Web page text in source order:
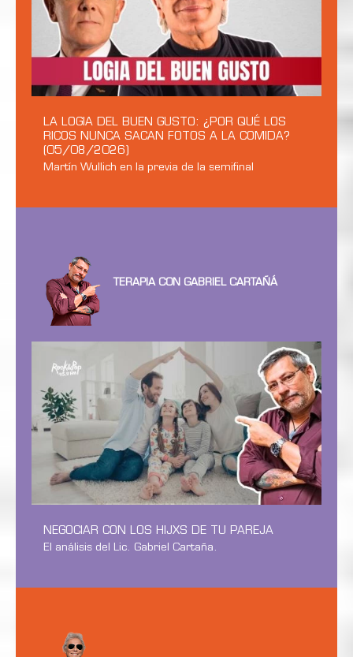
LA LOGIA DEL BUEN GUSTO: ¿POR QUÉ LOS
RICOS NUNCA SACAN FOTOS A LA COMIDA?
(05/08/2026)
Martín Wullich en la previa de la semifinal
TERAPIA CON GABRIEL CARTAÑÁ
NEGOCIAR CON LOS HIJXS DE TU PAREJA
El análisis del Lic. Gabriel Cartaña.